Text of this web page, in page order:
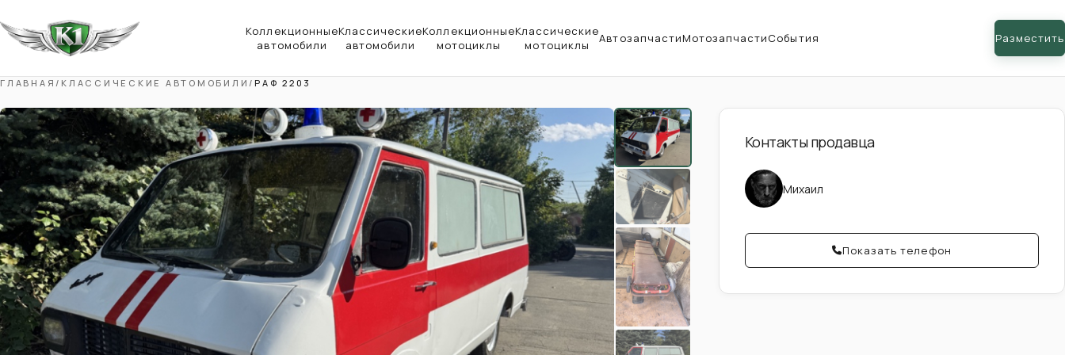
Коллекционные
автомобили
Классические
автомобили
Коллекционные
мотоциклы
Классические
мотоциклы
АвтозапчастиМотозапчастиСобытия Разместить
ГЛАВНАЯ/ КЛАССИЧЕСКИЕ АВТОМОБИЛИ/ РАФ 2203
Контакты продавца
Михаил
Показать телефон